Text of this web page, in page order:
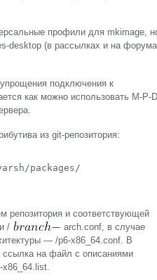
профили для mkimage,
desktop (в рассылках и на
подключения к
как можно использовать M-P-D
из git-репозитория:
packages/
репозитория и соответствующей
/
arch.conf, в случае
— /p6-x86_64.conf. В
на файл с описаниями
x86_64.list.